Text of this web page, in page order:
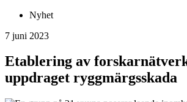
Nyhet
7 juni 2023
Etablering av
uppdraget ryggmärgsskada